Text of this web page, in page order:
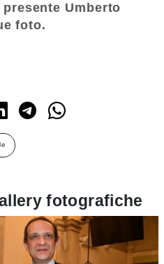
Umberto
foto.
fotografiche